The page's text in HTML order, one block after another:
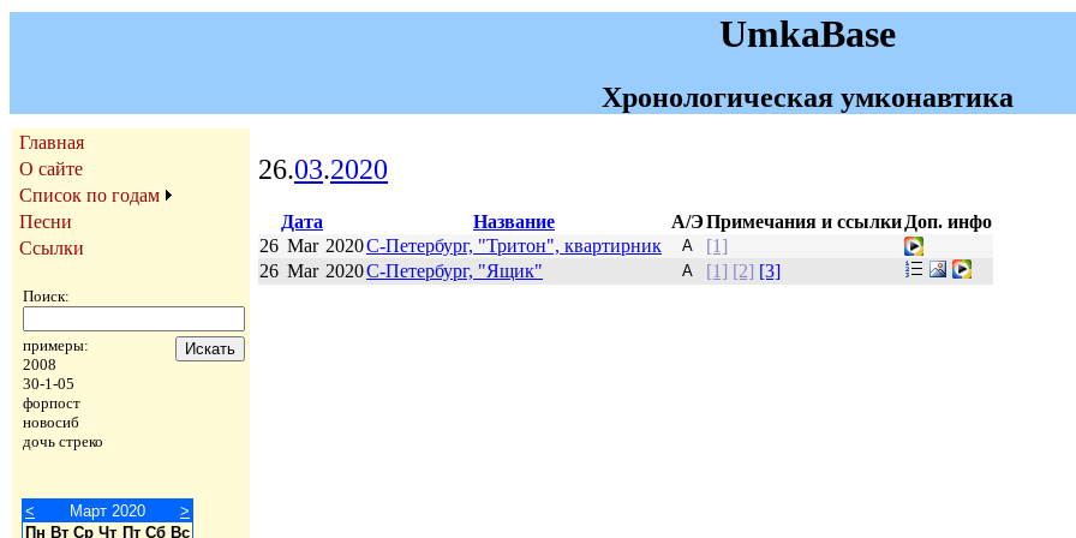
UmkaBase
Хронологическая умконавтика
Главная
О сайте
Список по годам
Песни
Ссылки
Поиск:
примеры:
2008
30-1-05
форпост
новосиб
дочь стреко
< Март 2020
>
Пн Вт Ср Чт Пт Сб Вс
26.03.2020
Дата Название А/ЭПримечания и ссылки Доп. инфо
26 Mar 2020С-Петербург, "Тритон", квартирник А
[1]
26 Mar 2020С-Петербург, "Ящик" А [1] [2] [3]